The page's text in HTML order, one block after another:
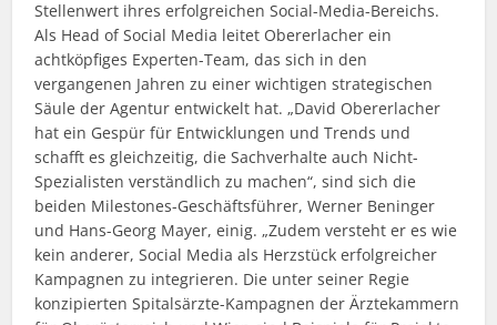
Stellenwert ihres erfolgreichen Social-Media-Bereichs.
Als Head of Social Media leitet Obererlacher ein
achtköpfiges Experten-Team, das sich in den
vergangenen Jahren zu einer wichtigen strategischen
Säule der Agentur entwickelt hat. „David Obererlacher
hat ein Gespür für Entwicklungen und Trends und
schafft es gleichzeitig, die Sachverhalte auch Nicht-
Spezialisten verständlich zu machen“, sind sich die
beiden Milestones-Geschäftsführer, Werner Beninger
und Hans-Georg Mayer, einig. „Zudem versteht er es wie
kein anderer, Social Media als Herzstück erfolgreicher
Kampagnen zu integrieren. Die unter seiner Regie
konzipierten Spitalsärzte-Kampagnen der Ärztekammern